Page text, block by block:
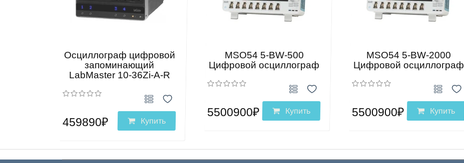
Осциллограф цифровой
запоминающий
LabMaster 10-36Zi-A-R
459890₽ Купить
MSO54 5-BW-500
Цифровой осциллограф
5500900₽ Купить
MSO54 5-BW-2000
Цифровой осциллограф
5500900₽ Купить